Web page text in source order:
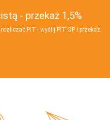
- przekaż 1,5%
PIT - wyślij PIT‑OP i przekaż